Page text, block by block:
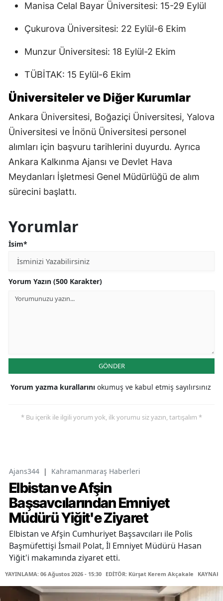
Manisa Celal Bayar Üniversitesi: 15-29 Eylül
Çukurova Üniversitesi: 22 Eylül-6 Ekim
Munzur Üniversitesi: 18 Eylül-2 Ekim
TÜBİTAK: 15 Eylül-6 Ekim
Üniversiteler ve Diğer Kurumlar
Ankara Üniversitesi, Boğaziçi Üniversitesi, Yalova
Üniversitesi ve İnönü Üniversitesi personel
alımları için başvuru tarihlerini duyurdu. Ayrıca
Ankara Kalkınma Ajansı ve Devlet Hava
Meydanları İşletmesi Genel Müdürlüğü de alım
sürecini başlattı.
Yorumlar
İsim*
Yorum Yazın (500 Karakter)
GÖNDER
Yorum yazma kurallarını okumuş ve kabul etmiş sayılırsınız
* Bu içerik ile ilgili yorum yok, ilk yorumu siz yazın, tartışalım *
Ajans344 | Kahramanmaraş Haberleri
Elbistan ve Afşin
Başsavcılarından Emniyet
Müdürü Yiğit'e Ziyaret
Elbistan ve Afşin Cumhuriyet Başsavcıları ile Polis
Başmüfettişi İsmail Polat, İl Emniyet Müdürü Hasan
Yiğit'i makamında ziyaret etti.
YAYINLAMA: 06 Ağustos 2026 - 15:30 EDİTÖR: Kürşat Kerem Akçakale